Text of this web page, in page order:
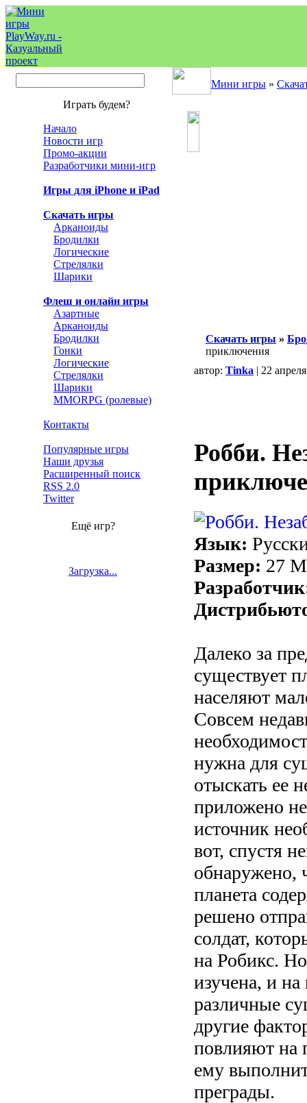
Мини игры »
Играть будем?
Начало
Новости игр
Промо-акции
Разработчики мини-игр
Игры для iPhone и iPad
Скачать игры
Арканоиды
Бродилки
Логические
Стрелялки
Шарики
Флеш и онлайн игры
Азартные
Арканоиды
Бродилки
Гонки
Логические
Стрелялки
Шарики
MMORPG (ролевые)
Контакты
Популярные игры
Наши друзья
Расширенный поиск
RSS 2.0
Twitter
Ещё игр?
Загрузка...
Скачать игры »
приключения
автор: Tinka | 22
Робби.
Язык:
Размер: 27
Далеко за
существует
населяют
Совсем
нужна для
отыскать ее
приложено
источник
вот, спустя
обнаружено,
планета
решено
солдат,
на Робикс.
изучена, и на
различные
другие
повлияют на
ему
преграды.